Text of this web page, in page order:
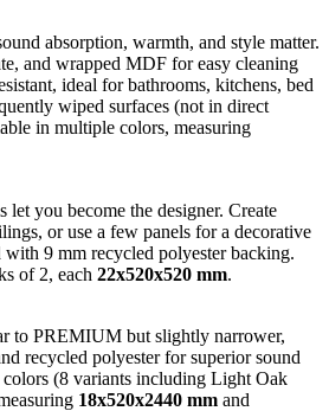
absorption, warmth, and style matter.
and wrapped MDF for easy cleaning
ideal for bathrooms, kitchens, bed
wiped surfaces (not in direct
in multiple colors, measuring
let you become the designer. Create
or use a few panels for a decorative
9 mm recycled polyester backing.
of 2, each 22x520x520 mm.
to PREMIUM but slightly narrower,
recycled polyester for superior sound
(8 variants including Light Oak
18x520x2440 mm and